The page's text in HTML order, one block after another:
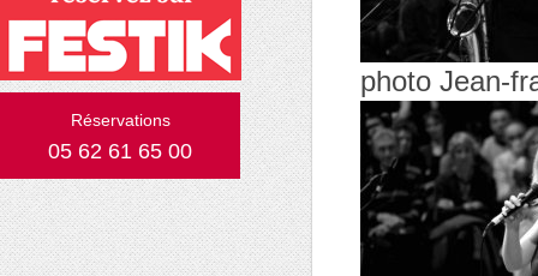
Réservations
05 62 61 65 00
photo Jean-